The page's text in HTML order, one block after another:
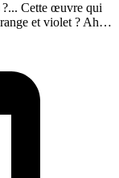
?... Cette œuvre qui
et violet ? Ah…